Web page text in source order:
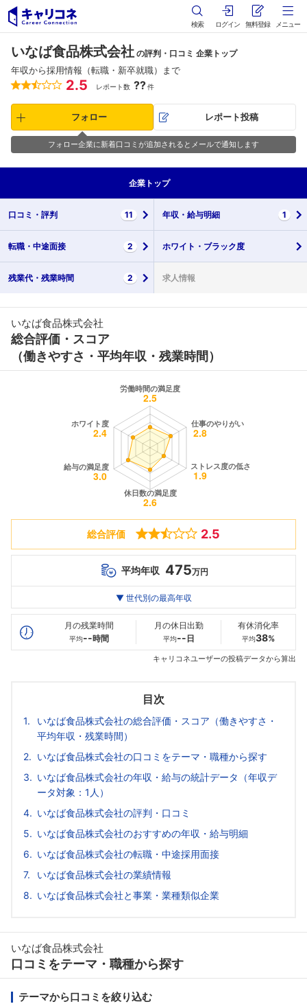
検索 ログイン 無料登録 メニュー
いなば食品株式会社 の評判・口コミ 企業トップ
年収から採用情報（転職・新卒就職）まで
2.5 レポート数 ??件
フォロー レポート投稿
フォロー企業に新着口コミが追加されるとメールで通知します
企業 トップ
口コミ・ 評判 11 年収・ 給与明細 1
転職・ 中途面接 2 ホワイト・ ブラック度
残業代・ 残業時間 2 求人情報
いなば食品株式会社
総合評価・スコア
（働きやすさ・平均年収・残業時間）
総合評価 2.5
平均年収 475万円
最高年収
20代
475万
30代
--万
--万
▼ 世代別の最高年収
月の残業時間
平均--時間
月の休日出勤
平均-- 日
有休消化率
平均38%
キャリコネユーザーの投稿データから算出
目次
いなば食品株式会社の総合評価・スコア（働きやすさ・
平均年収・残業時間）
いなば食品株式会社の口コミをテーマ・職種から探す
いなば食品株式会社の年収・給与の統計データ（年収デ
ータ対象：1人）
いなば食品株式会社の評判・口コミ
いなば食品株式会社のおすすめの年収・給与明細
いなば食品株式会社の転職・中途採用面接
いなば食品株式会社の業績情報
いなば食品株式会社と事業・業種類似企業
いなば食品株式会社
口コミをテーマ・職種から探す
テーマから口コミを絞り込む